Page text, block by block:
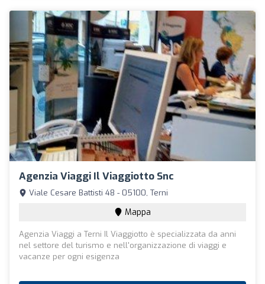
Agenzia Viaggi Il Viaggiotto Snc
Viale Cesare Battisti 48 - 05100, Terni
Mappa
Agenzia Viaggi a Terni Il Viaggiotto è specializzata da anni
nel settore del turismo e nell'organizzazione di viaggi e
vacanze per ogni esigenza